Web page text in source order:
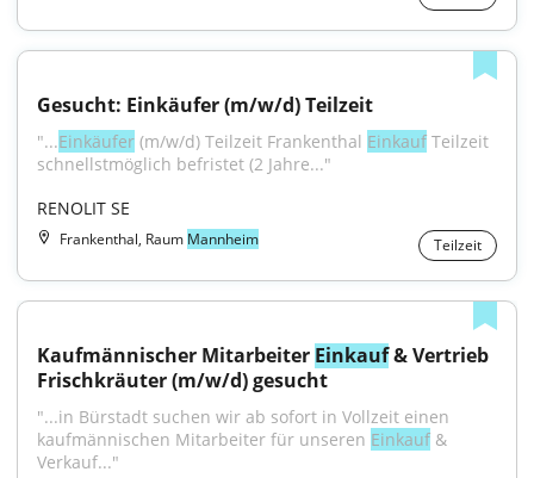
Gesucht: Einkäufer (m/w/d) Teilzeit
"...Einkäufer (m/w/d) Teilzeit Frankenthal Einkauf Teilzeit
schnellstmöglich befristet (2 Jahre..."
RENOLIT SE
Frankenthal, Raum Mannheim Teilzeit
Kaufmännischer Mitarbeiter Einkauf & Vertrieb
Frischkräuter (m/w/d) gesucht
"...in Bürstadt suchen wir ab sofort in Vollzeit einen
kaufmännischen Mitarbeiter für unseren Einkauf &
Verkauf..."